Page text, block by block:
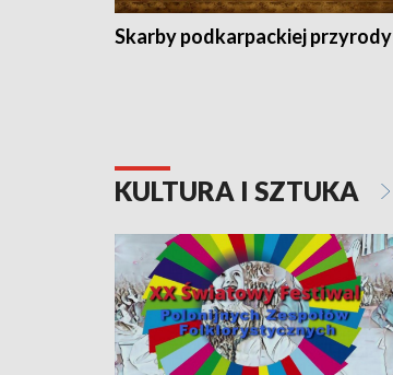
Skarby podkarpackiej przyrody
KULTURA I SZTUKA